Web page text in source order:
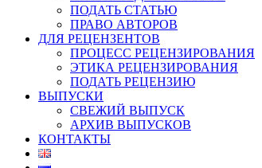
ПОДАТЬ СТАТЬЮ
ПРАВО АВТОРОВ
ДЛЯ РЕЦЕНЗЕНТОВ
ПРОЦЕСС РЕЦЕНЗИРОВАНИЯ
ЭТИКА РЕЦЕНЗИРОВАНИЯ
ПОДАТЬ РЕЦЕНЗИЮ
ВЫПУСКИ
СВЕЖИЙ ВЫПУСК
АРХИВ ВЫПУСКОВ
КОНТАКТЫ